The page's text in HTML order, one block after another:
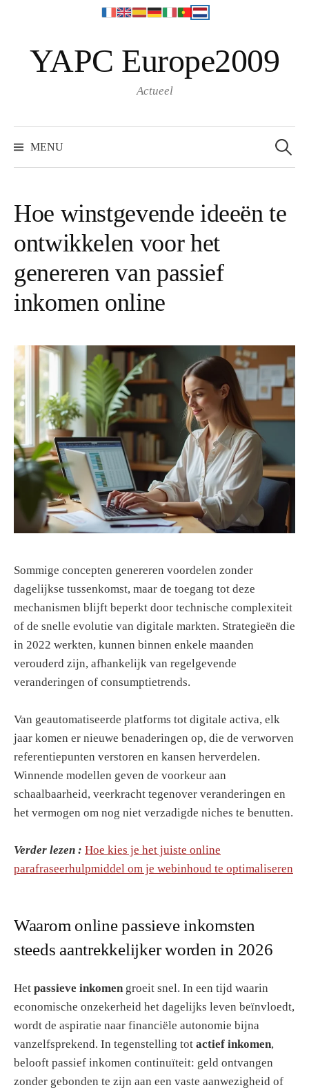
n
h
s
p
i
n
g
n
YAPC Europe2009
Actueel
MENU
e
a
o
r
:
Hoe winstgevende ideeën te
ontwikkelen voor het
genereren van passief
inkomen online
Sommige concepten genereren voordelen zonder
dagelijkse tussenkomst, maar de toegang tot deze
mechanismen blijft beperkt door technische complexiteit
of de snelle evolutie van digitale markten. Strategieën die
in 2022 werkten, kunnen binnen enkele maanden
verouderd zijn, afhankelijk van regelgevende
veranderingen of consumptietrends.
Van geautomatiseerde platforms tot digitale activa, elk
jaar komen er nieuwe benaderingen op, die de verworven
referentiepunten verstoren en kansen herverdelen.
Winnende modellen geven de voorkeur aan
schaalbaarheid, veerkracht tegenover veranderingen en
het vermogen om nog niet verzadigde niches te benutten.
Verder lezen : Hoe kies je het juiste online
parafraseerhulpmiddel om je webinhoud te optimaliseren
Waarom online passieve inkomsten
steeds aantrekkelijker worden in 2026
Het passieve inkomen groeit snel. In een tijd waarin
economische onzekerheid het dagelijks leven beïnvloedt,
wordt de aspiratie naar financiële autonomie bijna
vanzelfsprekend. In tegenstelling tot actief inkomen,
belooft passief inkomen continuïteit: geld ontvangen
zonder gebonden te zijn aan een vaste aanwezigheid of